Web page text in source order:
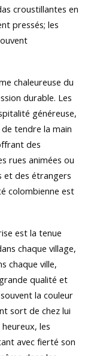
croustillantes en
pressés; les
chaleureuse du
durable. Les
généreuse,
tendre la main
des
rues animées ou
et des étrangers
colombienne est
est la tenue
chaque village,
chaque ville,
qualité et
la couleur
sort de chez lui
les
avec fierté son